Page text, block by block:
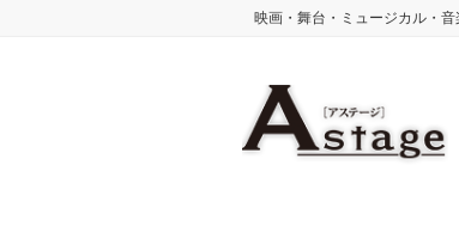
映画・舞台・ミュージカル・